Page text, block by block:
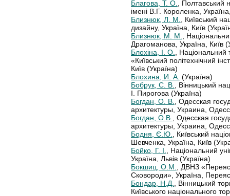
Благова, Т. О., Полтавський
імені В.Г. Короленка,
Близнюк, Л. М., Київський
дизайну, Україна, Київ
Близнюк, М. М.,
Драгоманова, Україна, Київ
Блохіна, І. О., Національний
«Київський політехнічний
Київ (Україна)
Блохина, И. А. (Україна)
Бобрук, С. В., Вінницький
І. Пирогова (Україна)
Богдан, О. В., Одесская
архитектуры, Украина,
Богдан, О.В., Одесская
архитектуры, Украина,
Бодня, Є.Ю., Київський
Шевченка, Україна, Київ
Бойко, Г. І., Національний
Україна, Львів (Україна)
Бокшиц, О.М., ДВНЗ
Сковороди», Україна,
Бондар, Н.Д., Вінницький
Київського національного